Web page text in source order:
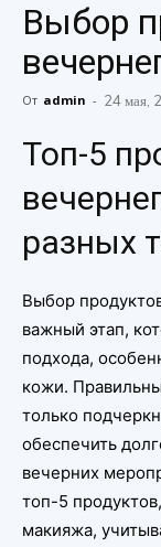
Выбор
От admin - 24 мая,
Топ-5
разных
Выбор
важный этап,
подхода,
кожи.
только
обеспечить
вечерних
топ-5
макияжа,